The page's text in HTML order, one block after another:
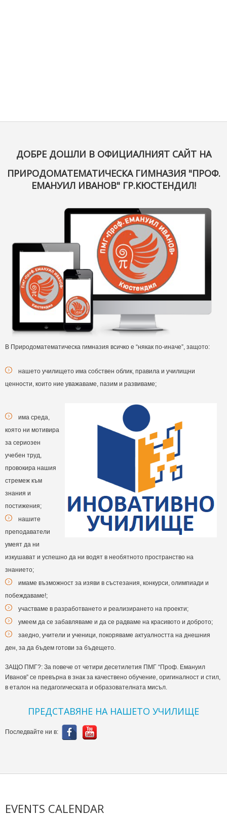
ДОБРЕ ДОШЛИ В ОФИЦИАЛНИЯТ САЙТ НА
ПРИРОДОМАТЕМАТИЧЕСКА ГИМНАЗИЯ "ПРОФ.
ЕМАНУИЛ ИВАНОВ" ГР.КЮСТЕНДИЛ!
В Природоматематическа гимназия всичко е “някак по-иначе”, защото:
нашето училището има собствен облик, правила и училищни
ценности, които ние уважаваме, пазим и развиваме;
има среда,
която ни мотивира
за сериозен
учебен труд,
провокира нашия
стремеж към
знания и
постижения;
нашите
преподаватели
умеят да ни
изкушават и успешно да ни водят в необятното пространство на
знанието;
имаме възможност за изяви в състезания, конкурси, олимпиади и
побеждаваме!;
участваме в разработването и реализирането на проекти;
умеем да се забавляваме и да се радваме на красивото и доброто;
заедно, учители и ученици, покоряваме актуалността на днешния
ден, за да бъдем готови за бъдещето.
ЗАЩО ПМГ?: За повече от четири десетилетия ПМГ “Проф. Емануил
Иванов” се превърна в знак за качествено обучение, оригиналност и стил,
в еталон на педагогическата и образователната мисъл.
ПРЕДСТАВЯНЕ НА НАШЕТО УЧИЛИЩЕ
Последвайте ни в:
EVENTS CALENDAR